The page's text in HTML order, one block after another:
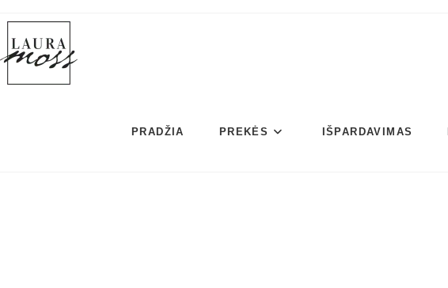
content
PRADŽIA PREKĖS IŠPARDAVIMAS